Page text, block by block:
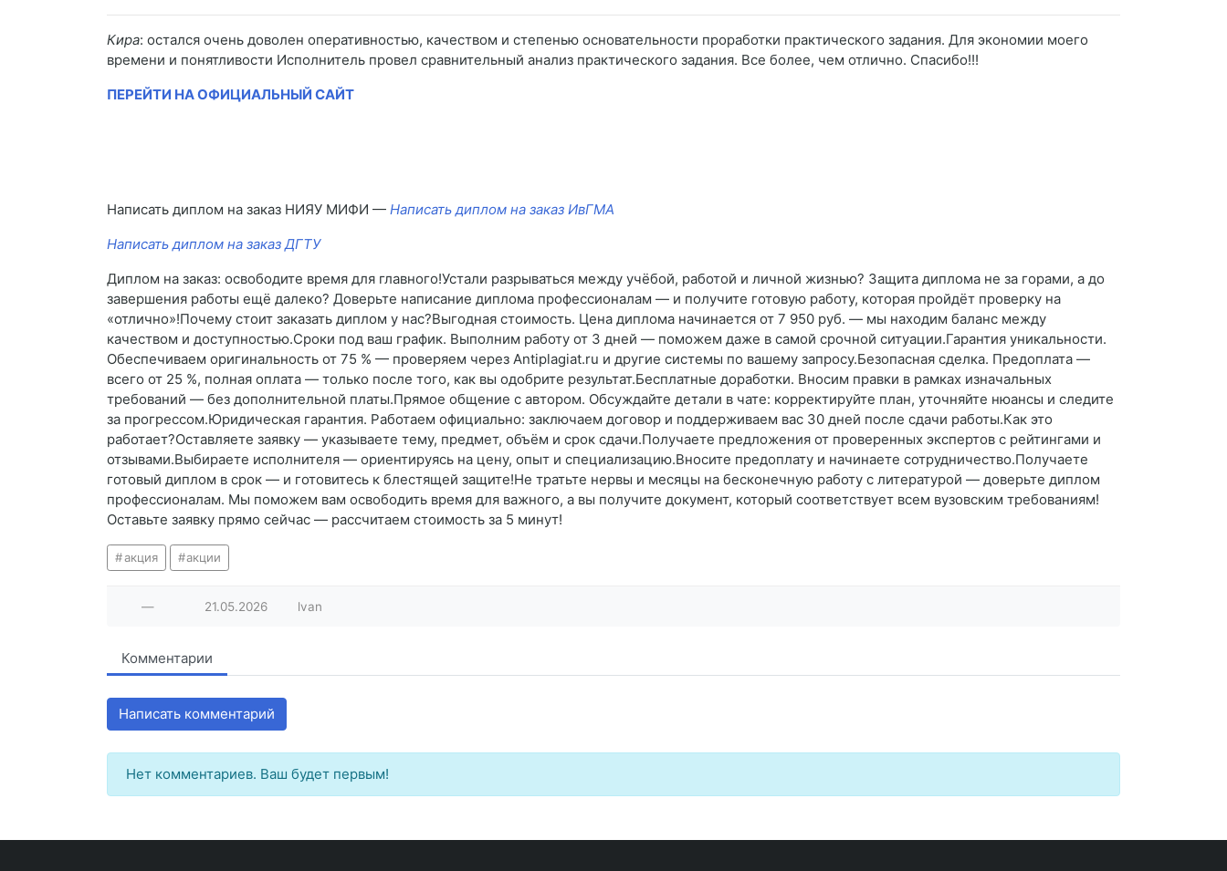
Кира: остался очень доволен оперативностью, качеством и степенью основательности проработки практического задания. Для экономии моего
времени и понятливости Исполнитель провел сравнительный анализ практического задания. Все более, чем отлично. Спасибо!!!
ПЕРЕЙТИ НА ОФИЦИАЛЬНЫЙ САЙТ
Написать диплом на заказ НИЯУ МИФИ — Написать диплом на заказ ИвГМА
Написать диплом на заказ ДГТУ
Диплом на заказ: освободите время для главного!Устали разрываться между учёбой, работой и личной жизнью? Защита диплома не за горами, а до
завершения работы ещё далеко? Доверьте написание диплома профессионалам — и получите готовую работу, которая пройдёт проверку на
«отлично»!Почему стоит заказать диплом у нас?Выгодная стоимость. Цена диплома начинается от 7 950 руб. — мы находим баланс между
качеством и доступностью.Сроки под ваш график. Выполним работу от 3 дней — поможем даже в самой срочной ситуации.Гарантия уникальности.
Обеспечиваем оригинальность от 75 % — проверяем через Antiplagiat.ru и другие системы по вашему запросу.Безопасная сделка. Предоплата —
всего от 25 %, полная оплата — только после того, как вы одобрите результат.Бесплатные доработки. Вносим правки в рамках изначальных
требований — без дополнительной платы.Прямое общение с автором. Обсуждайте детали в чате: корректируйте план, уточняйте нюансы и следите
за прогрессом.Юридическая гарантия. Работаем официально: заключаем договор и поддерживаем вас 30 дней после сдачи работы.Как это
работает?Оставляете заявку — указываете тему, предмет, объём и срок сдачи.Получаете предложения от проверенных экспертов с рейтингами и
отзывами.Выбираете исполнителя — ориентируясь на цену, опыт и специализацию.Вносите предоплату и начинаете сотрудничество.Получаете
готовый диплом в срок — и готовитесь к блестящей защите!Не тратьте нервы и месяцы на бесконечную работу с литературой — доверьте диплом
профессионалам. Мы поможем вам освободить время для важного, а вы получите документ, который соответствует всем вузовским требованиям!
Оставьте заявку прямо сейчас — рассчитаем стоимость за 5 минут!
акция акции
— 21.05.2026 lvan
Комментарии
Написать комментарий
Нет комментариев. Ваш будет первым!